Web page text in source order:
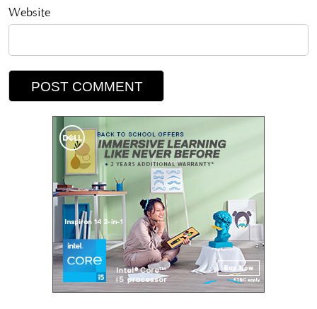
Website